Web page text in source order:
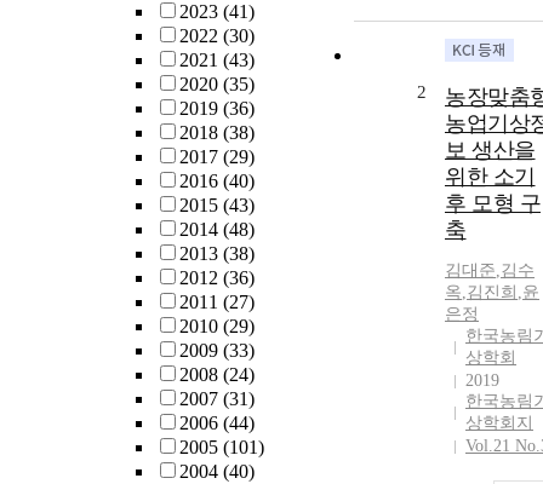
2023 (41)
2022 (30)
2021 (43)
2020 (35)
2019 (36)
2018 (38)
2017 (29)
2016 (40)
2015 (43)
2014 (48)
2013 (38)
2012 (36)
2011 (27)
2010 (29)
2009 (33)
2008 (24)
2007 (31)
2006 (44)
2005 (101)
2004 (40)
2
농장맞춤
농업기상
보 생산을
위한 소기
후 모형 구
축
김대준,김수
옥,김진희 ,윤
은정
한국농림
상학회
2019
한국농림
상학회지
Vol.21